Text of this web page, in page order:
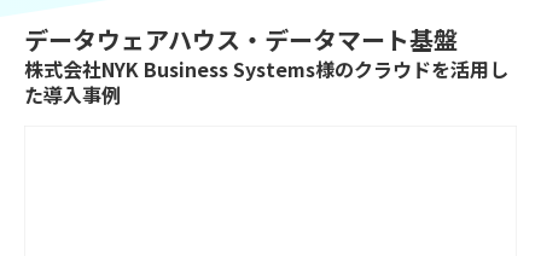
データウェアハウス・データマート基盤
株式会社NYK Business Systems様のクラウドを活用し
た導入事例